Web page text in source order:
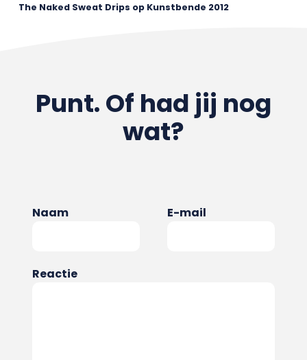
The Naked Sweat Drips op Kunstbende 2012
Punt. Of had jij nog
wat?
Naam E-mail
Reactie